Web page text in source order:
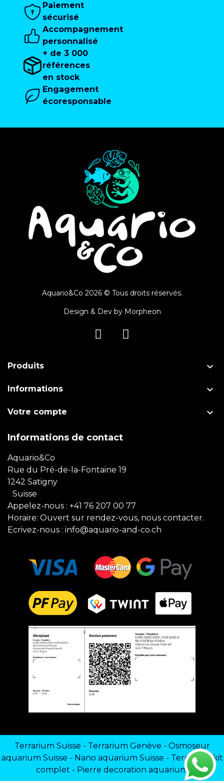
Paiement
sécurisé
Accompagnement
personnalisé
+ de 3 000
références
en stock
Engagement
écoresponsable
Aquario&Co 2026 © Tous droits réservés.
Design & Dev by Morpheon
Produits 
Informations 
Votre compte 
Informations de contact
Aquario&Co
Rue du Pré-de-la-Fontaine 19
1242 Satigny
Suisse
Appelez-nous : +41 76 207 00 77
Horaire: Ouvert sur rendez-vous, nous contacter.
Ecrivez-nous : info@aquario-and-co.ch
Terrarium Suisse - Terrarium Genève - Osmoseur
aquarium Suisse - Nano aquarium Suisse - Terrarium kit
complet - Pierre decoration aquarium